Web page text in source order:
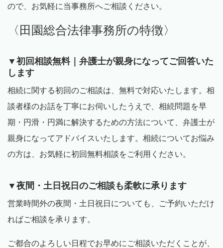
ので、お気軽に当事務所へご相談ください。
〈田園総合法律事務所の特徴〉
▼初回相談無料｜弁護士が親身になってご回答いた
します
相続に関する初回のご相談は、無料で対応いたします。相
談者様のお話を丁寧にお伺いしたうえで、相続問題を早
期・円滑・円満に解決するための方法について、弁護士が
親身になってアドバイスいたします。相続についてお悩み
の方は、お気軽に初回無料相談をご利用ください。
▼夜間・土日祝日のご相談も柔軟に承ります
営業時間外の夜間・土日祝日についても、ご予約いただけ
ればご相談を承ります。
ご都合のよろしい日程でお早めにご相談いただくことが、